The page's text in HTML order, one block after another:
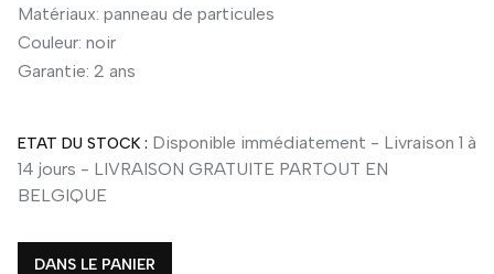
Matériaux: panneau de particules
Couleur: noir
Garantie: 2 ans
ETAT DU STOCK : Disponible immédiatement - Livraison 1 à
14 jours - LIVRAISON GRATUITE PARTOUT EN
BELGIQUE
DANS LE PANIER